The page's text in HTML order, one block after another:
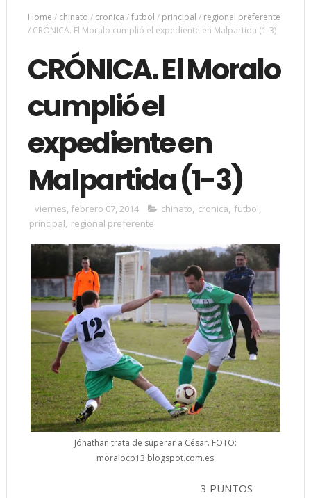
Home / chinato / cronica /futbol / principal / regional preferente
/ CRÓNICA. El Moralo cumplió el expediente en Malpartida (1-3)
CRÓNICA. El Moralo
cumplió el
expediente en
Malpartida (1-3)
viernes, febrero 07, 2014 chinato, cronica, futbol,
principal, regional preferente
Jónathan trata de superar a César. FOTO:
moralocp13.blogspot.com.es
3 PUNTOS